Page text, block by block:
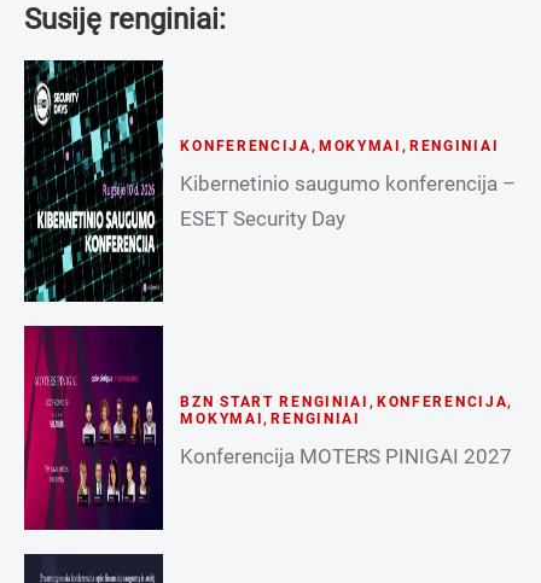
Susiję renginiai:
KONFERENCIJA , MOKYMAI , RENGINIAI
Kibernetinio saugumo konferencija –
ESET Security Day
BZN START RENGINIAI , KONFERENCIJA,
MOKYMAI ,RENGINIAI
Konferencija MOTERS PINIGAI 2027